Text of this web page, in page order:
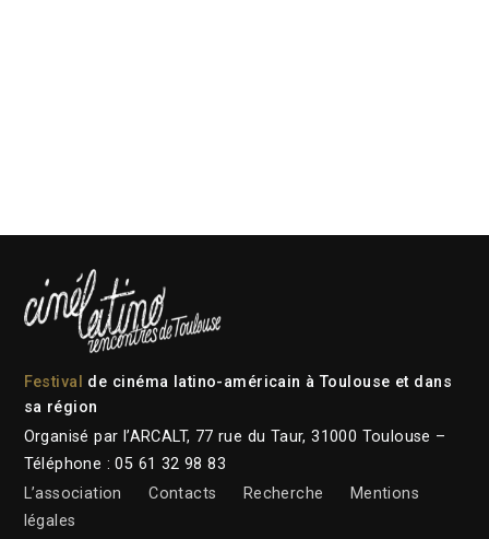
Festival
de cinéma latino-américain à Toulouse et dans
sa région
Organisé par l’ARCALT, 77 rue du Taur, 31000 Toulouse –
Téléphone : 05 61 32 98 83
L’association
Contacts Recherche
Mentions
légales